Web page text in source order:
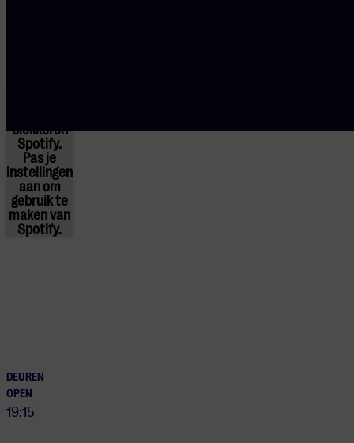
blokkeren
Spotify.
Pas je
instellingen
aan om
gebruik te
maken van
Spotify.
DEUREN
OPEN
19:15